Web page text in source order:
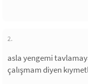
2.
asla yengemi
çalışmam diyen